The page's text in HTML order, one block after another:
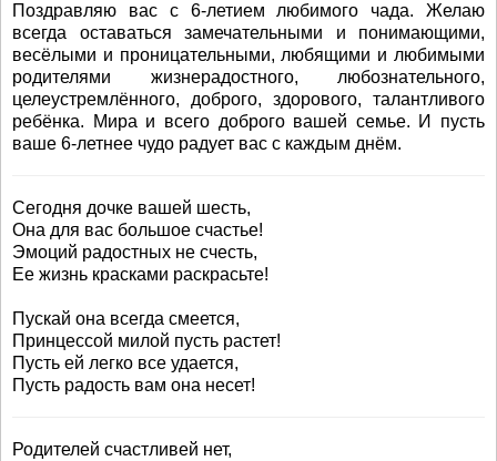
Поздравляю вас с 6-летием любимого чада. Желаю
всегда оставаться замечательными и понимающими,
весёлыми и проницательными, любящими и любимыми
родителями жизнерадостного, любознательного,
целеустремлённого, доброго, здорового, талантливого
ребёнка. Мира и всего доброго вашей семье. И пусть
ваше 6-летнее чудо радует вас с каждым днём.
Сегодня дочке вашей шесть,
Она для вас большое счастье!
Эмоций радостных не счесть,
Ее жизнь красками раскрасьте!
Пускай она всегда смеется,
Принцессой милой пусть растет!
Пусть ей легко все удается,
Пусть радость вам она несет!
Родителей счастливей нет,